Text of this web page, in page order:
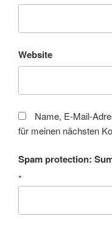
Website
Name, E-Mail-
für meinen nächsten
Spam protection:
*